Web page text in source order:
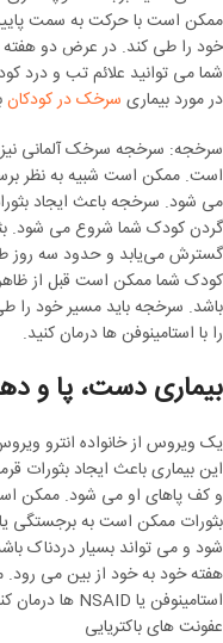
ممکن است با حرکت به سمت
خود را طی کند. در عرض دو هفته
در مورد بیماری سرخک در کودکان
سرخجه: سرخجه سرخک آلمانی
است. ممکن است شبیه به نظر
می شود. سرخجه باعث ایجاد
گردن کودک شما شروع می شود.
گسترش می‌یابد و حدود سه روز
کودک شما ممکن است قبل از
باشد. سرخجه باید مسیر خود را
را با استامینوفن ها درمان کنید.
بیماری دست، پا و
یک ویروس از خانواده انترو
این بیماری باعث ایجاد بثورات
و کف پاهای او می شود. ممکن
بثورات ممکن است به برجستگی
شود و می تواند بسیار دردناک
هفته خود به خود از بین می رود.
استامینوفن یا NSAID ها درمان کنید.
عفونت های باکتریایی